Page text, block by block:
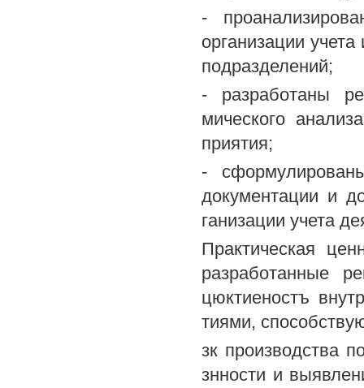
-
организации
подразделений;
- разработаны
мического
приятия;
-
документации и
ганизации учета
Практическая
разработанные
цюктиеностъ
тиями,
зк производства
знности и